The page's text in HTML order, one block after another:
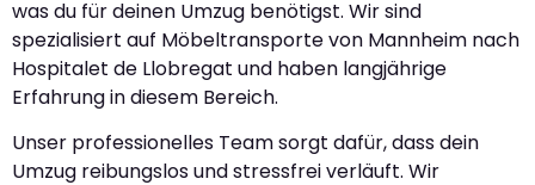
was du für deinen Umzug benötigst. Wir sind
spezialisiert auf Möbeltransporte von Mannheim nach
Hospitalet de Llobregat und haben langjährige
Erfahrung in diesem Bereich.
Unser professionelles Team sorgt dafür, dass dein
Umzug reibungslos und stressfrei verläuft. Wir